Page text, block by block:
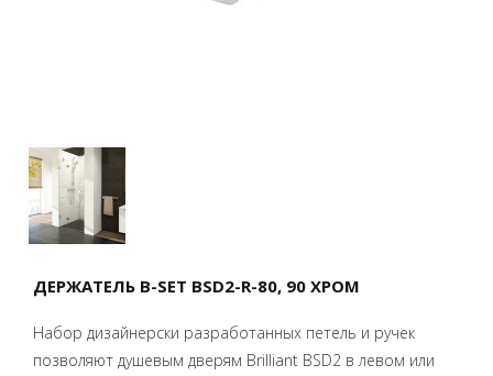
ДЕРЖАТЕЛЬ B-SET BSD2-R-80, 90 ХРОМ
Набор дизайнерски разработанных петель и ручек
позволяют душевым дверям Brilliant BSD2 в левом или